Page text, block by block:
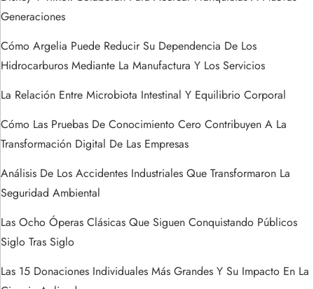
d
e
e
n
t
r
a
d
Generaciones
Cómo Argelia Puede Reducir Su Dependencia De Los
Hidrocarburos Mediante La Manufactura Y Los Servicios
La Relación Entre Microbiota Intestinal Y Equilibrio Corporal
Cómo Las Pruebas De Conocimiento Cero Contribuyen A La
Transformación Digital De Las Empresas
Análisis De Los Accidentes Industriales Que Transformaron La
Seguridad Ambiental
Las Ocho Óperas Clásicas Que Siguen Conquistando Públicos
Siglo Tras Siglo
Las 15 Donaciones Individuales Más Grandes Y Su Impacto En La